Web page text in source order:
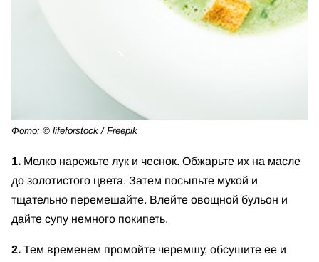
Фото: © lifeforstock / Freepik
1. Мелко нарежьте лук и чеснок. Обжарьте их на масле
до золотистого цвета. Затем посыпьте мукой и
тщательно перемешайте. Влейте овощной бульон и
дайте супу немного покипеть.
2. Тем временем промойте черемшу, обсушите ее и